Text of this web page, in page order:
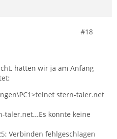
#18
hatten wir ja am Anfang
stern-taler.net
taler.net...Es konnte keine
Verbinden fehlgeschlagen